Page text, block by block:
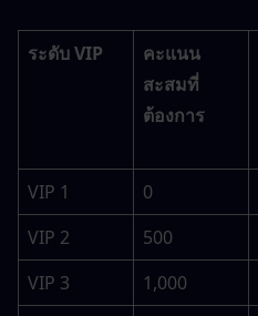
ระดับ VIP
คะแนน
สะสมที่
ต้องการ
VIP 1 0
VIP 2
500
VIP 3
1,000